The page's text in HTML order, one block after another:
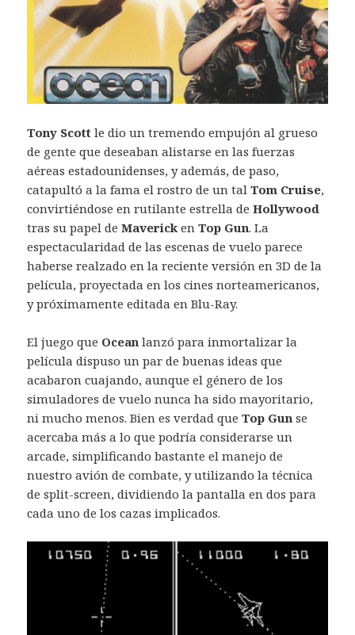
Tony Scottle dio un tremendo empujón al grueso
de gente que deseaban alistarse en las fuerzas
aéreas estadounidenses, y además, de paso,
catapultó a la fama el rostro de un talTom Cruise,
convirtiéndose en rutilante estrella deHollywood
tras su papel deMaverickenTop Gun. La
espectacularidad de las escenas de vuelo parece
haberse realzado en la reciente versión en 3D de la
película, proyectada en los cines norteamericanos,
y próximamente editada en Blu-Ray.
El juego que Oceanlanzó para inmortalizar la
película dispuso un par de buenas ideas que
acabaron cuajando, aunque el género de los
simuladores de vuelo nunca ha sido mayoritario,
ni mucho menos. Bien es verdad queTop Gunse
acercaba más a lo que podría considerarse un
arcade, simplificando bastante el manejo de
nuestro avión de combate, y utilizando la técnica
de split-screen, dividiendo la pantalla en dos para
cada uno de los cazas implicados.